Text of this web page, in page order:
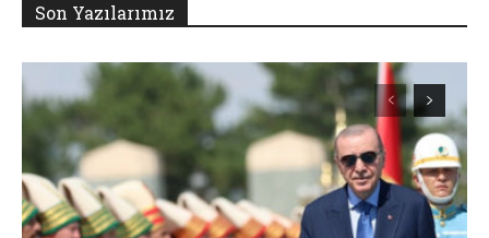
Son Yazılarımız